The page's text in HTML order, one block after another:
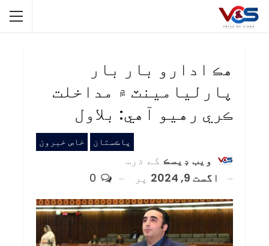
هڪ ادارو بار بار
پارليامينٽ ۾ مداخلت
ڪري رهيو آهي: بلاول
پاڪستان خاص خبرون
ويب ڊيسڪ کے ذریعہ
اگست 9, 2024
پر